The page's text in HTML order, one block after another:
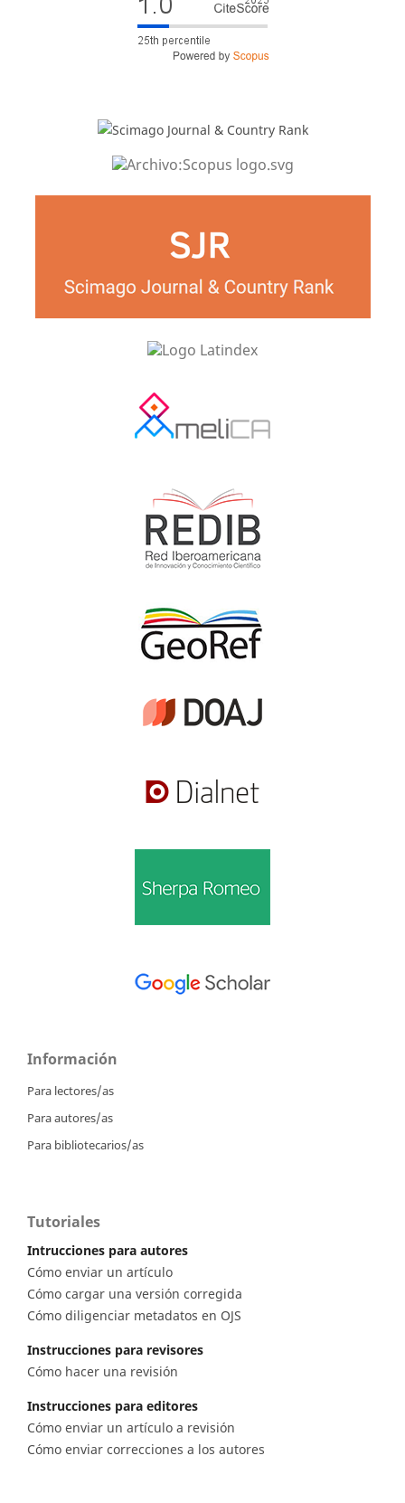
Información
Para lectores/as
Para autores/as
Para bibliotecarios/as
Tutoriales
Intrucciones para autores
Cómo enviar un artículo
Cómo cargar una versión corregida
Cómo diligenciar metadatos en OJS
Instrucciones para revisores
Cómo hacer una revisión
Instrucciones para editores
Cómo enviar un artículo a revisión
Cómo enviar correcciones a los autores